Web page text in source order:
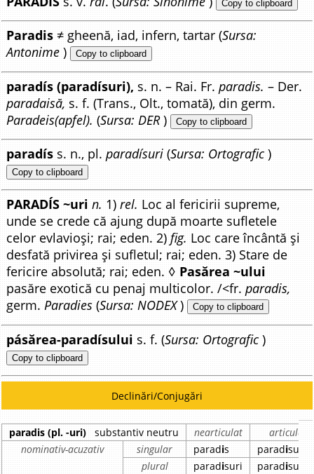
Copy to clipboard
Paradis ≠ gheenă, iad, infern, tartar (Sursa:
Antonime ) Copy to clipboard
paradís (paradísuri), s. n. – Rai. Fr.paradis. – Der.
paradaisă, s. f. (Trans., Olt., tomată), din germ.
Paradeis(apfel). (Sursa: DER) Copy to clipboard
paradís s. n., pl.paradísuri (Sursa: Ortografic )
Copy to clipboard
PARADÍS ~uri n. 1)rel. Loc al fericirii supreme,
unde se crede că ajung după moarte sufletele
celor evlavioși; rai; eden. 2)fig. Loc care încântă și
desfată privirea și sufletul; rai; eden. 3) Stare de
fericire absolută; rai; eden. ◊ Pasărea ~ului
pasăre exotică cu penaj multicolor. /<fr.paradis,
germ.Paradies (Sursa: NODEX) Copy to clipboard
pásărea-paradísului s. f. (Sursa: Ortografic )
Copy to clipboard
Declinări/Conjugări
paradis (pl. -uri) substantiv neutru nearticulat
articulat
nominativ-acuzativ
singular paradis paradisul
plural
paradisuri paradi